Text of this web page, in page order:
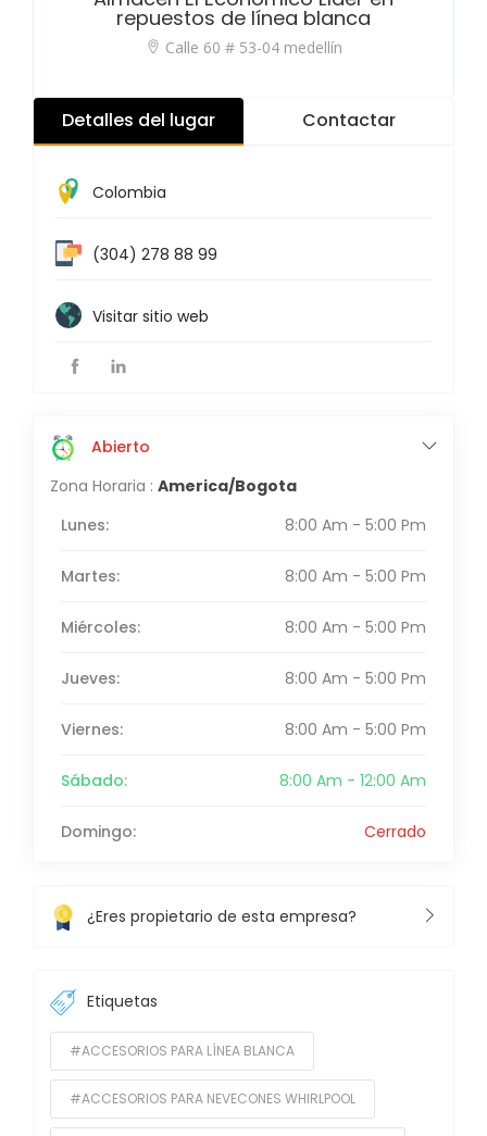
repuestos de línea blanca
Calle 60 # 53-04 medellín
Detalles del lugar Contactar
Colombia
(304) 278 88 99
Visitar sitio web
Abierto
Zona Horaria : America/Bogota
Lunes:
8:00 Am - 5:00 Pm
Martes: 8:00 Am - 5:00 Pm
Miércoles: 8:00 Am - 5:00 Pm
Jueves: 8:00 Am - 5:00 Pm
Viernes: 8:00 Am - 5:00 Pm
Sábado: 8:00 Am - 12:00 Am
Domingo: Cerrado
¿Eres propietario de esta empresa?
Etiquetas
#ACCESORIOS PARA LÍNEA BLANCA
#ACCESORIOS PARA NEVECONES WHIRLPOOL